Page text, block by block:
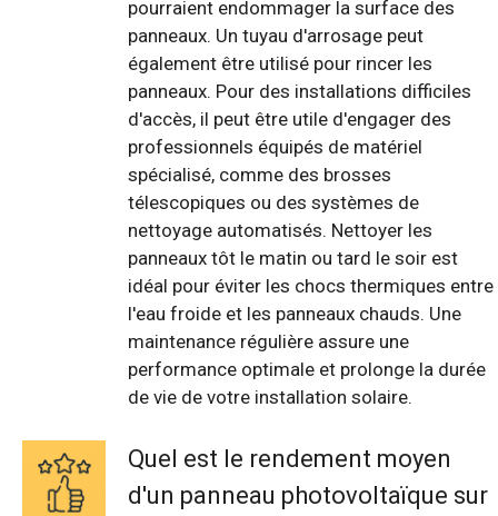
pourraient endommager la surface des
panneaux. Un tuyau d'arrosage peut
également être utilisé pour rincer les
panneaux. Pour des installations difficiles
d'accès, il peut être utile d'engager des
professionnels équipés de matériel
spécialisé, comme des brosses
télescopiques ou des systèmes de
nettoyage automatisés. Nettoyer les
panneaux tôt le matin ou tard le soir est
idéal pour éviter les chocs thermiques entre
l'eau froide et les panneaux chauds. Une
maintenance régulière assure une
performance optimale et prolonge la durée
de vie de votre installation solaire.
Quel est le rendement moyen
d'un panneau photovoltaïque sur